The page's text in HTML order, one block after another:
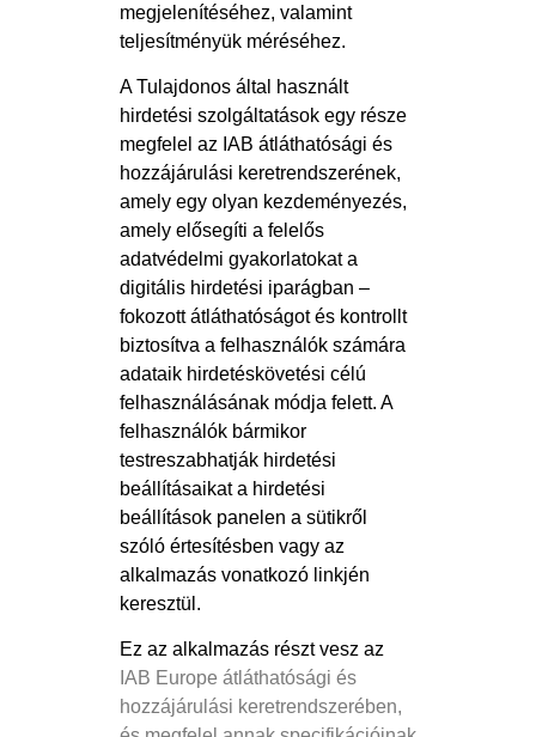
megjelenítéséhez, valamint
teljesítményük méréséhez.
A Tulajdonos által használt
hirdetési szolgáltatások egy része
megfelel az IAB átláthatósági és
hozzájárulási keretrendszerének,
amely egy olyan kezdeményezés,
amely elősegíti a felelős
adatvédelmi gyakorlatokat a
digitális hirdetési iparágban –
fokozott átláthatóságot és kontrollt
biztosítva a felhasználók számára
adataik hirdetéskövetési célú
felhasználásának módja felett. A
felhasználók bármikor
testreszabhatják hirdetési
beállításaikat a hirdetési
beállítások panelen a sütikről
szóló értesítésben vagy az
alkalmazás vonatkozó linkjén
keresztül.
Ez az alkalmazás részt vesz az
IAB Europe átláthatósági és
hozzájárulási keretrendszerében,